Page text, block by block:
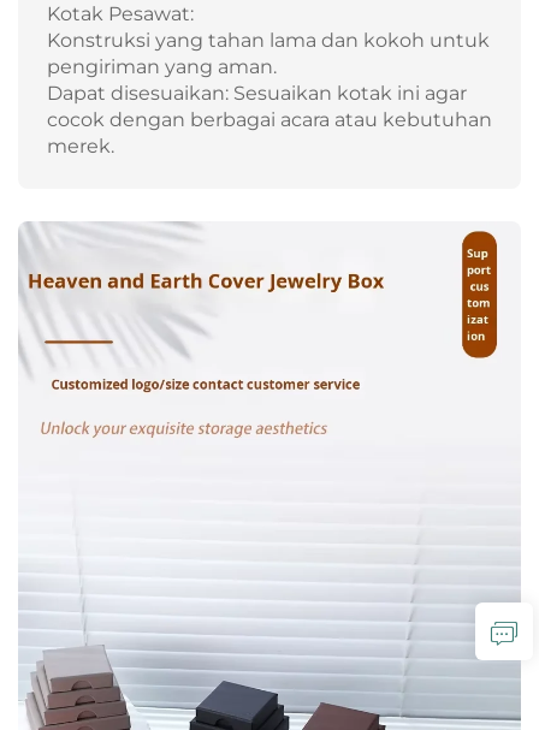
Kotak Pesawat:
Konstruksi yang tahan lama dan kokoh untuk
pengiriman yang aman.
Dapat disesuaikan: Sesuaikan kotak ini agar
cocok dengan berbagai acara atau kebutuhan
merek.